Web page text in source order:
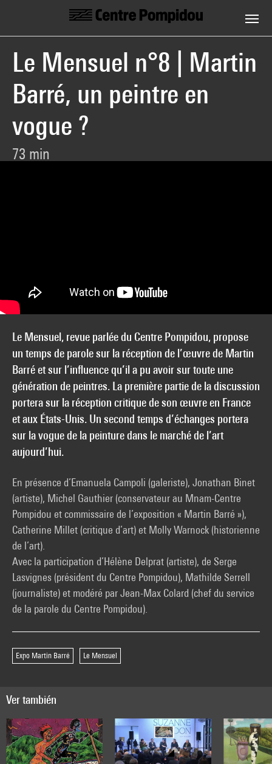
Centre Pompidou
Le Mensuel n°8 | Martin
Barré, un peintre en
vogue ?
73 min
Le Mensuel, revue parlée du Centre Pompidou, propose
un temps de parole sur la réception de l’œuvre de Martin
Barré et sur l’influence qu’il a pu avoir sur toute une
génération de peintres. La première partie de la discussion
portera sur la réception critique de son œuvre en France
et aux États-Unis. Un second temps d’échanges portera
sur la vogue de la peinture dans le marché de l’art
aujourd’hui.
En présence d’Emanuela Campoli (galeriste), Jonathan Binet
(artiste), Michel Gauthier (conservateur au Mnam-Centre
Pompidou et commissaire de l’exposition « Martin Barré »),
Catherine Millet (critique d’art) et Molly Warnock (historienne
de l’art).
Avec la participation d’Hélène Delprat (artiste), de Serge
Lasvignes (président du Centre Pompidou), Mathilde Serrell
(journaliste) et modéré par Jean-Max Colard (chef du service
de la parole du Centre Pompidou).
Expo Martin Barré Le Mensuel
Ver también